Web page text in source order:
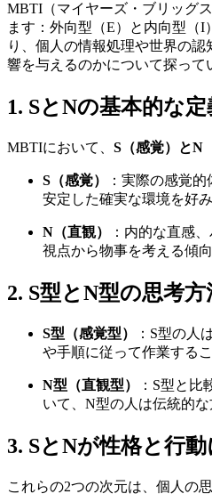
MBTI（マイヤーズ・ブリッグ
ます：外向型（E）と内向型（I
り、個人の情報処理や世界の
響を与えるのかについて探って
1. SとNの基本的な定
MBTIにおいて、 S（感覚）とN
S（感覚）
：実際の感覚
安定した確実な環境を好み
N（直観）
：内的な直感
視点から物事を考える傾
2. S型とN型の思考
S型（感覚型）
：S型の人
や手順に従って作業する
N型（直観型）
：S型と
いて、N型の人は伝統的
3. SとNが性格と行
これらの2つの次元は、個人の